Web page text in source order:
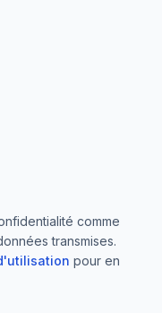
comme
transmises.
pour en